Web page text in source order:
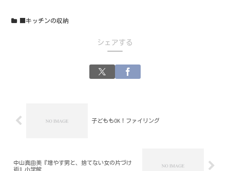
■キッチンの収納
シェアする
子どももOK！ファイリング
中山真由美『増やす男と、捨てない女の片づけ
術』小学館